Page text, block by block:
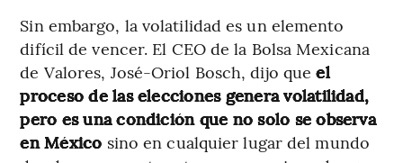
Sin embargo, la volatilidad es un elemento
difícil de vencer. El CEO de la Bolsa Mexicana
de Valores, José-Oriol Bosch, dijo que el
proceso de las elecciones genera volatilidad,
pero es una condición que no solo se observa
en México sino en cualquier lugar del mundo